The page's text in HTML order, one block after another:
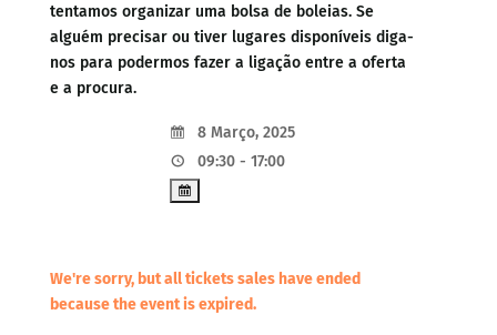
tentamos organizar uma bolsa de boleias. Se
alguém precisar ou tiver lugares disponíveis diga-
nos para podermos fazer a ligação entre a oferta
e a procura.
8 Março, 2025
09:30 - 17:00
We're sorry, but all tickets sales have ended
because the event is expired.